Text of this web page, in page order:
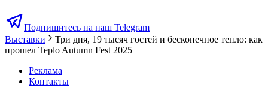
Подпишитесь на наш Telegram
Выставки
Три дня, 19 тысяч гостей и бесконечное тепло: как
прошел Teplo Autumn Fest 2025
Реклама
Контакты